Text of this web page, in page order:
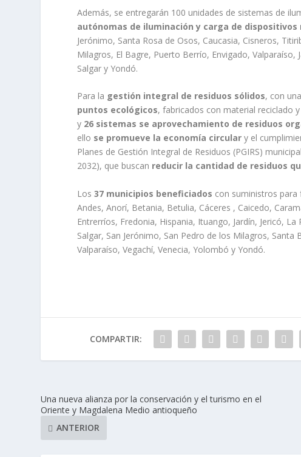
Además, se entregarán 100 unidades de sistemas de
autónomas de iluminación y carga de dispositivos
Jerónimo, Santa Rosa de Osos, Caucasia, Cisneros,
Milagros, El Bagre, Puerto Berrío, Envigado, Valparaíso,
Salgar y Yondó.
Para la gestión integral de residuos sólidos, con
puntos ecológicos, fabricados con material reciclado
y 26 sistemas se aprovechamiento de residuos
ello se promueve la economía circular y el
Planes de Gestión Integral de Residuos (PGIRS)
2032), que buscan reducir la cantidad de residuos
Los37 municipios beneficiados con suministros para
Andes, Anorí, Betania, Betulia, Cáceres , Caicedo,
Entrerríos, Fredonia, Hispania, Ituango, Jardín, Jericó,
Salgar, San Jerónimo, San Pedro de los Milagros,
Valparaíso, Vegachí, Venecia, Yolombó y Yondó.
COMPARTIR:
Una nueva alianza por la conservación y el turismo en el
Oriente y Magdalena Medio antioqueño
ANTERIOR